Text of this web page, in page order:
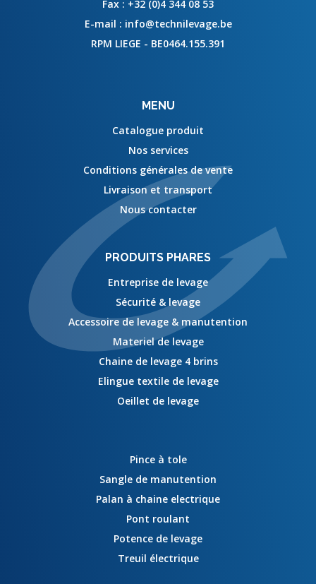
Fax : +32 (0)4 344 08 53
E-mail : info@technilevage.be
RPM LIEGE - BE0464.155.391
MENU
Catalogue produit
Nos services
Conditions générales de vente
Livraison et transport
Nous contacter
PRODUITS PHARES
Entreprise de levage
Sécurité & levage
Accessoire de levage & manutention
Materiel de levage
Chaine de levage 4 brins
Elingue textile de levage
Oeillet de levage
Pince à tole
Sangle de manutention
Palan à chaine electrique
Pont roulant
Potence de levage
Treuil électrique